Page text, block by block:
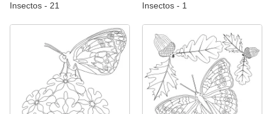
Insectos - 21
Insectos - 1